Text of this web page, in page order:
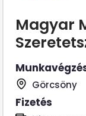
Magyar
Görcsöny
Fizetés